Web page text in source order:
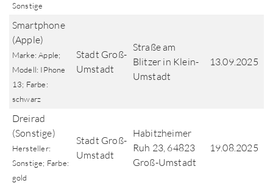
Sonstige
Smartphone
(Apple)
Marke: Apple;
Modell: IPhone
13; Farbe:
schwarz
Stadt Groß-
Umstadt
Straße am
Blitzer in Klein-
Umstadt
13.09.2025
Dreirad
(Sonstige)
Hersteller:
Sonstige; Farbe:
gold
Stadt Groß-
Umstadt
Habitzheimer
Ruh 23, 64823
Groß-Umstadt
19.08.2025